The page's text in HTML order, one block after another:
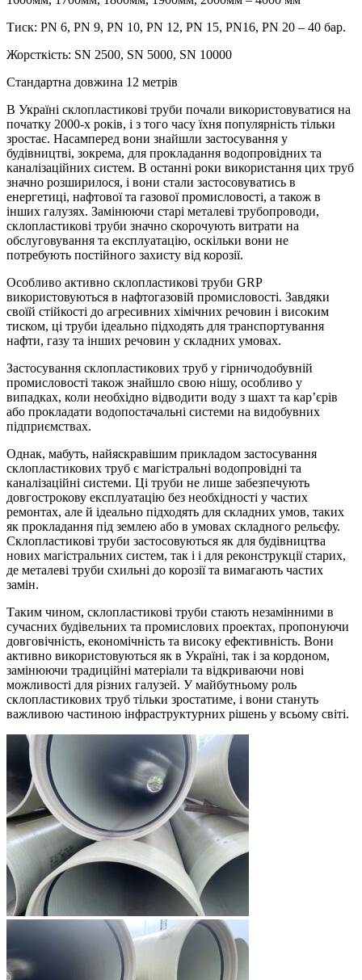
Тиск: PN 6, PN 9, PN 10, PN 12, PN 15, PN16, PN 20 – 40 бар.
Жорсткість: SN 2500, SN 5000, SN 10000
Стандартна довжина 12 метрів
В Україні склопластикові труби почали використовуватися на
початку 2000-х років, і з того часу їхня популярність тільки
зростає. Насамперед вони знайшли застосування у
будівництві, зокрема, для прокладання водопровідних та
каналізаційних систем. В останні роки використання цих труб
значно розширилося, і вони стали застосовуватись в
енергетиці, нафтової та газової промисловості, а також в
інших галузях. Замінюючи старі металеві трубопроводи,
склопластикові труби значно скорочують витрати на
обслуговування та експлуатацію, оскільки вони не
потребують постійного захисту від корозії.
Особливо активно склопластикові труби GRP
використовуються в нафтогазовій промисловості. Завдяки
своїй стійкості до агресивних хімічних речовин і високим
тиском, ці труби ідеально підходять для транспортування
нафти, газу та інших речовин у складних умовах.
Застосування склопластикових труб у гірничодобувній
промисловості також знайшло свою нішу, особливо у
випадках, коли необхідно відводити воду з шахт та кар’єрів
або прокладати водопостачальні системи на видобувних
підприємствах.
Однак, мабуть, найяскравішим прикладом застосування
склопластикових труб є магістральні водопровідні та
каналізаційні системи. Ці труби не лише забезпечують
довгострокову експлуатацію без необхідності у частих
ремонтах, але й ідеально підходять для складних умов, таких
як прокладання під землею або в умовах складного рельєфу.
Склопластикові труби застосовуються як для будівництва
нових магістральних систем, так і і для реконструкції старих,
де металеві труби схильні до корозії та вимагають частих
замін.
Таким чином, склопластикові труби стають незамінними в
сучасних будівельних та промислових проектах, пропонуючи
довговічність, економічність та високу ефективність. Вони
активно використовуються як в Україні, так і за кордоном,
замінюючи традиційні матеріали та відкриваючи нові
можливості для різних галузей. У майбутньому роль
склопластикових труб тільки зростатиме, і вони стануть
важливою частиною інфраструктурних рішень у всьому світі.